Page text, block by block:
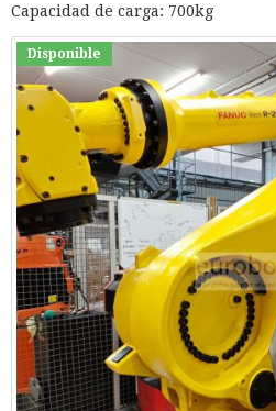
Capacidad de carga: 700kg
Disponible